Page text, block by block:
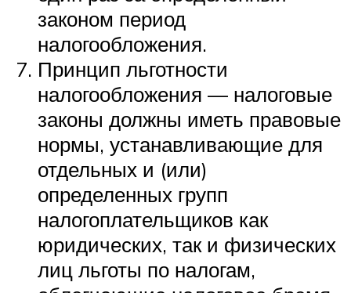
законом период
налогообложения.
Принцип льготности
налогообложения — налоговые
законы должны иметь правовые
нормы, устанавливающие для
отдельных и (или)
определенных групп
налогоплательщиков как
юридических, так и физических
лиц льготы по налогам,